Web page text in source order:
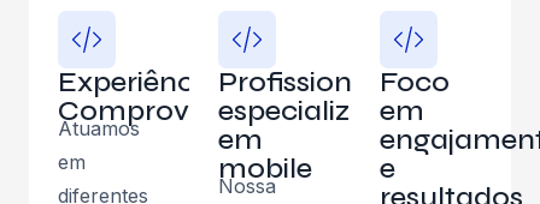
Experiência
Comprovada
Atuamos
em
diferentes
Profissionais
especializados
em
mobile
Nossa
Foco
em
e
resultados